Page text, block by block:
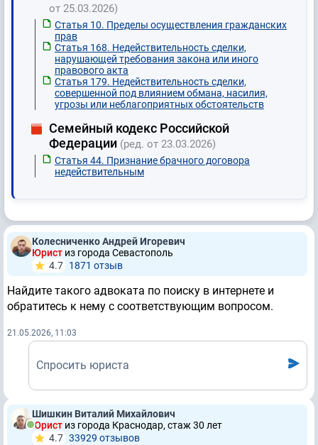
от 25.03.2026)
Статья 10. Пределы осуществления гражданских
прав
Статья 168. Недействительность сделки,
нарушающей требования закона или иного
правового акта
Статья 179. Недействительность сделки,
совершенной под влиянием обмана, насилия,
угрозы или неблагоприятных обстоятельств
Семейный кодекс Российской
Федерации (ред. от 23.03.2026)
Статья 44. Признание брачного договора
недействительным
Колесниченко Андрей Игоревич
Юрист из города Севастополь
4.7 1871 отзыв
Найдите такого адвоката по поиску в интернете и
обратитесь к нему с соответствующим вопросом.
21.05.2026, 11:03
Спросить юриста
Шишкин Виталий Михайлович
Юрист из города Краснодар, стаж 30 лет
4.7 33929 отзывов